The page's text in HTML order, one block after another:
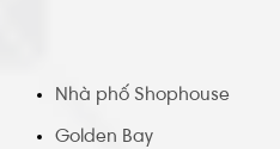
Nhà phố Shophouse
Golden Bay